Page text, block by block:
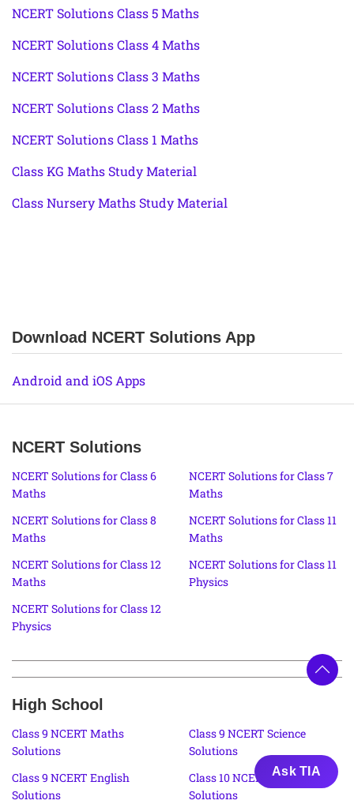
NCERT Solutions Class 5 Maths
NCERT Solutions Class 4 Maths
NCERT Solutions Class 3 Maths
NCERT Solutions Class 2 Maths
NCERT Solutions Class 1 Maths
Class KG Maths Study Material
Class Nursery Maths Study Material
Download NCERT Solutions App
Android and iOS Apps
NCERT Solutions
NCERT Solutions for Class 6
Maths
NCERT Solutions for Class 7
Maths
NCERT Solutions for Class 8
Maths
NCERT Solutions for Class 11
Maths
NCERT Solutions for Class 12
Maths
NCERT Solutions for Class 11
Physics
NCERT Solutions for Class 12
Physics
High School
Class 9 NCERT Maths
Solutions
Class 9 NCERT Science
Solutions
Class 9 NCERT English
Solutions
Class 10 NCERT Maths
Solutions
Ask TIA